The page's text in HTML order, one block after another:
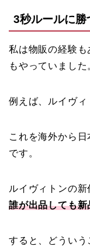
3秒ルールに勝
私は物販の経験
もやっていました
例えば、ルイヴィ
これを海外から
です。
ルイヴィトンの新
誰が出品しても
すると、どうい